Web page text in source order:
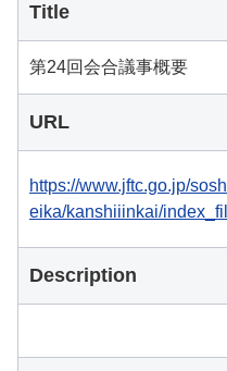
Title
第24回会合議事概要
URL
https://www.jftc.go.jp/
eika/kanshiiinkai/
Description